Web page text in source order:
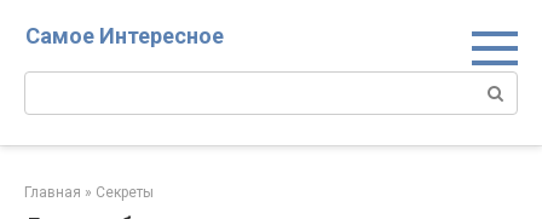
Самое Интересное
Поиск:
Главная » Секреты